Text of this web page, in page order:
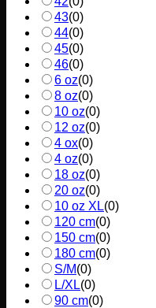
43(0)
44(0)
45(0)
46(0)
6 oz(0)
8 oz(0)
10 oz(0)
12 oz(0)
4 ox(0)
4 oz(0)
18 oz(0)
20 oz(0)
10 oz XL(0)
120 cm(0)
150 cm(0)
180 cm(0)
S/M(0)
L/XL(0)
90 cm(0)